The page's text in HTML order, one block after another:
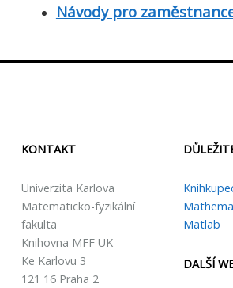
Návody pro
KONTAKT
Univerzita Karlova
Matematicko-fyzikální
fakulta
Knihovna MFF UK
Ke Karlovu 3
121 16 Praha 2
Matlab
DALŠÍ